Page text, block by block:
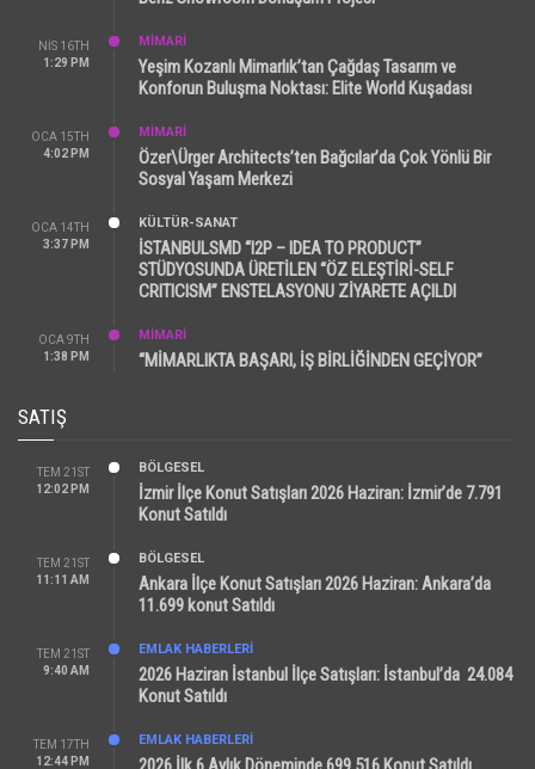
NIS 16TH
1:29 PM
MİMARİ
Yeşim Kozanlı Mimarlık’tan Çağdaş Tasarım ve
Konforun Buluşma Noktası: Elite World Kuşadası
OCA 15TH
4:02 PM
MİMARİ
Özer\Ürger Architects’ten Bağcılar’da Çok Yönlü Bir
Sosyal Yaşam Merkezi
OCA 14TH
3:37 PM
KÜLTÜR-SANAT
İSTANBULSMD “I2P – IDEA TO PRODUCT”
STÜDYOSUNDA ÜRETİLEN “ÖZ ELEŞTİRİ-SELF
CRITICISM” ENSTELASYONU ZİYARETE AÇILDI
OCA 9TH
1:38 PM
MİMARİ
“MİMARLIKTA BAŞARI, İŞ BİRLİĞİNDEN GEÇİYOR”
SATIŞ
TEM 21ST
12:02 PM
BÖLGESEL
İzmir İlçe Konut Satışları 2026 Haziran: İzmir’de 7.791
Konut Satıldı
TEM 21ST
11:11 AM
BÖLGESEL
Ankara İlçe Konut Satışları 2026 Haziran: Ankara’da
11.699 konut Satıldı
TEM 21ST
9:40 AM
EMLAK HABERLERI
2026 Haziran İstanbul İlçe Satışları: İstanbul’da 24.084
Konut Satıldı
TEM 17TH
12:44 PM
EMLAK HABERLERI